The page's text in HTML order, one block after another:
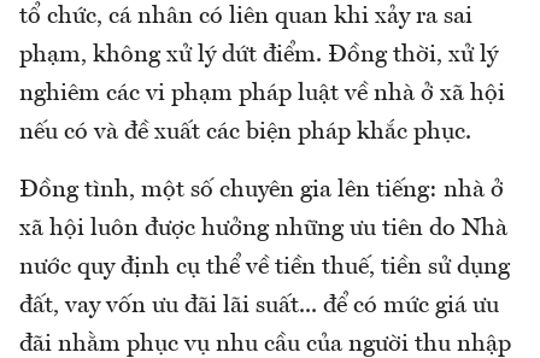
tổ chức, cá nhân có liên quan khi xảy ra sai
phạm, không xử lý dứt điểm. Đồng thời, xử lý
nghiêm các vi phạm pháp luật về nhà ở xã hội
nếu có và đề xuất các biện pháp khắc phục.
Đồng tình, một số chuyên gia lên tiếng: nhà ở
xã hội luôn được hưởng những ưu tiên do Nhà
nước quy định cụ thể về tiền thuế, tiền sử dụng
đất, vay vốn ưu đãi lãi suất... để có mức giá ưu
đãi nhằm phục vụ nhu cầu của người thu nhập